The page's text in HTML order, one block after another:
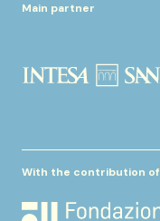
Main partner
With the contribution of